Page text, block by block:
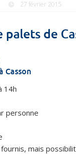
27 février 2015
palets de
Casson
14h
personne
mais